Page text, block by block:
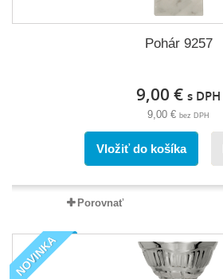
Pohár 9257
9,00 € s DPH
9,00 € bez DPH
Vložiť do košíka
Porovnať
NOVINKA